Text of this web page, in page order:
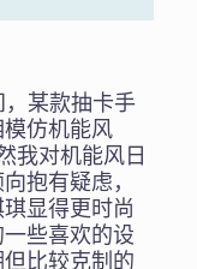
某款抽卡手
仿机能风
我对机能风日
抱有疑虑，
显得更时尚
些喜欢的设
比较克制的